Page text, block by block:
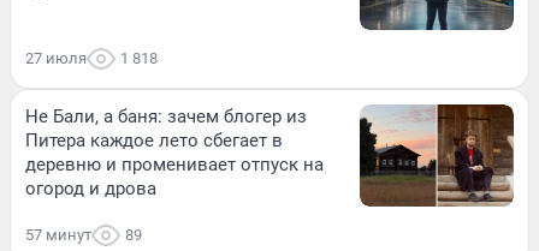
27 июля 1 818
Не Бали, а баня: зачем блогер из
Питера каждое лето сбегает в
деревню и променивает отпуск на
огород и дрова
57 минут 89